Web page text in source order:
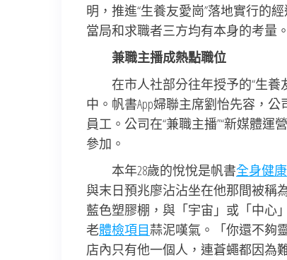
明，推進“生養友愛崗”落地實行的
當局和求職者三方均有本身的考量。
兼職主播成熱點職位
在市人社部分往年授予的“生
中。帆書App婦聯主席劉怡先容，
員工。公司在“兼職主播”“新媒體運
參加。
本年28歲的悅悅是帆書全身健
與末日預兆廖沾沾坐在他那間被稱
藍色塑膠棚，與「宇宙」或「中心
老體檢項目蒜泥嘆氣。「你還不夠
店內只有他一個人，連蒼蠅都因為